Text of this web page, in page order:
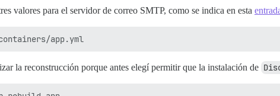
valores para el servidor de correo SMTP, como se indica en esta
la reconstrucción porque antes elegí permitir que la instalación de